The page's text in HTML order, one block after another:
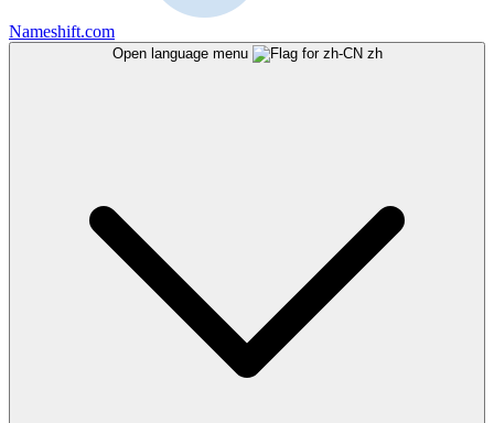
Nameshift.com
Open language menu zh